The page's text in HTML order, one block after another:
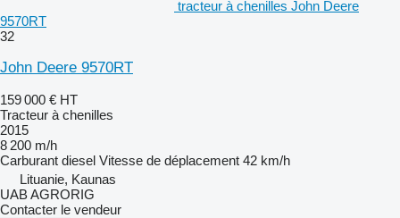
tracteur à chenilles John Deere
9570RT
32
John Deere 9570RT
159 000 € HT
Tracteur à chenilles
2015
8 200 m/h
Carburant diesel Vitesse de déplacement 42 km/h
Lituanie, Kaunas
UAB AGRORIG
Contacter le vendeur